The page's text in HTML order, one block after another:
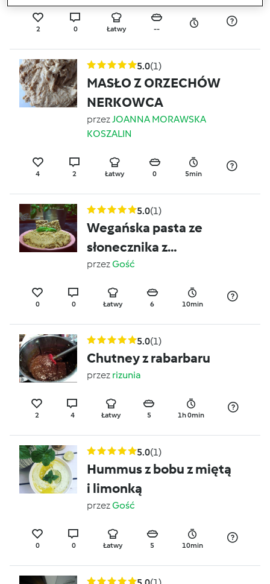
2 0 Łatwy --
5.0(1)
MASŁO Z ORZECHÓW
NERKOWCA
przezJOANNA MORAWSKA
KOSZALIN
4 2 Łatwy 0 5min
5.0(1)
Wegańska pasta ze
słonecznika z
suszonymi pomidorami
przezGość
0 0 Łatwy 6 10min
5.0(1)
Chutney z rabarbaru
przez rizunia
2 4 Łatwy 5 1h 0min
5.0(1)
Hummus z bobu z miętą
i limonką
przezGość
0 0 Łatwy 5 10min